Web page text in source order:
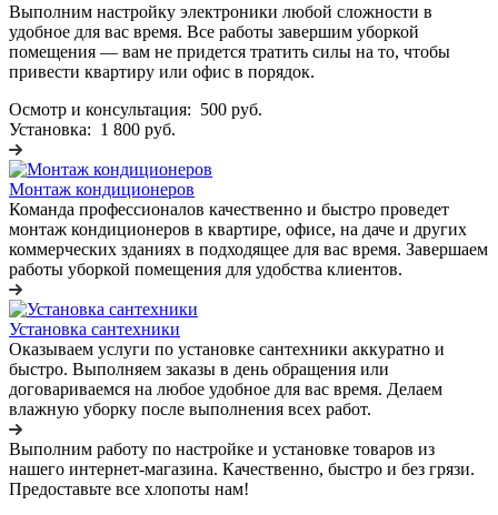
Выполним настройку электроники любой сложности в
удобное для вас время. Все работы завершим уборкой
помещения — вам не придется тратить силы на то, чтобы
привести квартиру или офис в порядок.
Осмотр и консультация: 500 руб.
Установка: 1 800 руб.
Монтаж кондиционеров
Команда профессионалов качественно и быстро проведет
монтаж кондиционеров в квартире, офисе, на даче и других
коммерческих зданиях в подходящее для вас время. Завершаем
работы уборкой помещения для удобства клиентов.
Установка сантехники
Оказываем услуги по установке сантехники аккуратно и
быстро. Выполняем заказы в день обращения или
договариваемся на любое удобное для вас время. Делаем
влажную уборку после выполнения всех работ.
Выполним работу по настройке и установке товаров из
нашего интернет-магазина. Качественно, быстро и без грязи.
Предоставьте все хлопоты нам!